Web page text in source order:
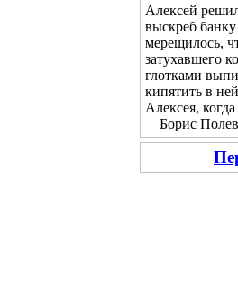
Алексей
выскреб
мерещилось,
затухавшего
глотками
кипятить в
Алексея,
Борис